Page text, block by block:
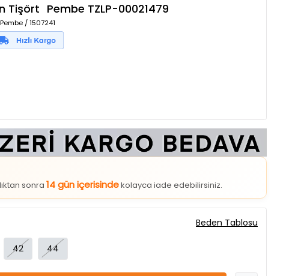
Tişört Pembe TZLP-00021479
/ 1507241
sonra14 gün içerisindekolayca iade edebilirsiniz.
Sepete Ekle